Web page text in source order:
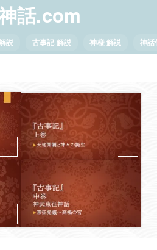
話.com
説 古事記 解説 神様 解説 神話